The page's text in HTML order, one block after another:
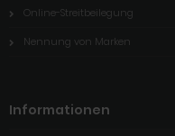
Online-Streitbeilegung
Nennung von Marken
Informationen